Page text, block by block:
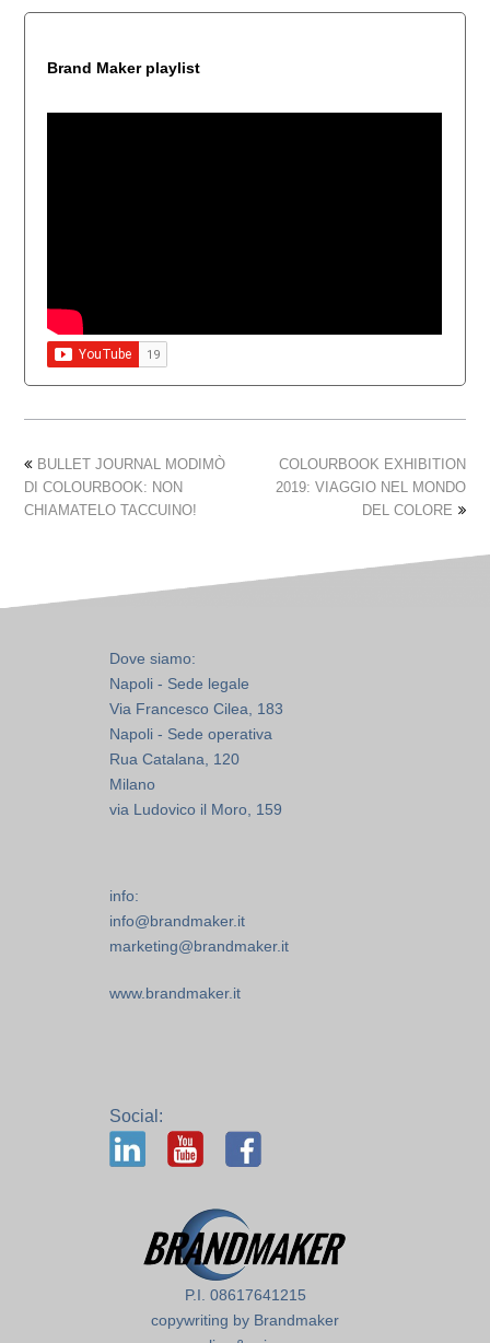
Brand Maker playlist
BULLET JOURNAL MODIMÒ
DI COLOURBOOK: NON
CHIAMATELO TACCUINO!
COLOURBOOK EXHIBITION
2019: VIAGGIO NEL MONDO
DEL COLORE
Dove siamo:
Napoli - Sede legale
Via Francesco Cilea, 183
Napoli - Sede operativa
Rua Catalana, 120
Milano
via Ludovico il Moro, 159
info:
info@brandmaker.it
marketing@brandmaker.it
www.brandmaker.it
Social:
P.I. 08617641215
copywriting by Brandmaker